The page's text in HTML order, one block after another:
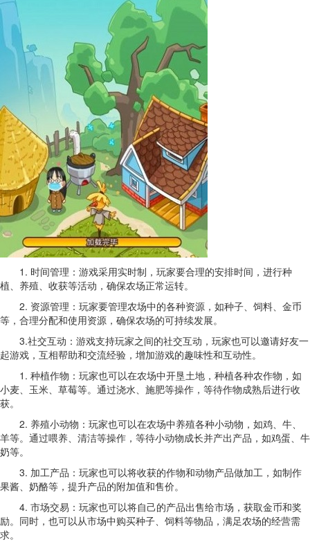
1. 时间管理：游戏采用实时制，玩家要合理的安排时间，进行种
植、养殖、收获等活动，确保农场正常运转。
2. 资源管理：玩家要管理农场中的各种资源，如种子、饲料、金币
等，合理分配和使用资源，确保农场的可持续发展。
3.社交互动：游戏支持玩家之间的社交互动，玩家也可以邀请好友一
起游戏，互相帮助和交流经验，增加游戏的趣味性和互动性。
1. 种植作物：玩家也可以在农场中开垦土地，种植各种农作物，如
小麦、玉米、草莓等。通过浇水、施肥等操作，等待作物成熟后进行收
获。
2. 养殖小动物：玩家也可以在农场中养殖各种小动物，如鸡、牛、
羊等。通过喂养、清洁等操作，等待小动物成长并产出产品，如鸡蛋、牛
奶等。
3. 加工产品：玩家也可以将收获的作物和动物产品做加工，如制作
果酱、奶酪等，提升产品的附加值和售价。
4. 市场交易：玩家也可以将自己的产品出售给市场，获取金币和奖
励。同时，也可以从市场中购买种子、饲料等物品，满足农场的经营需
求。